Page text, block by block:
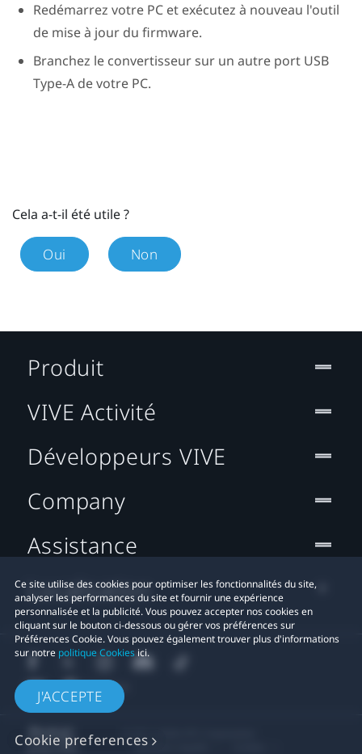
Redémarrez votre PC et exécutez à nouveau l'outil
de mise à jour du firmware.
Branchez le convertisseur sur un autre port USB
Type-A de votre PC.
Cela a-t-il été utile ?
Oui Non
Ce site utilise des cookies pour optimiser les fonctionnalités du site,
analyser les performances du site et fournir une expérience
personnalisée et la publicité. Vous pouvez accepter nos cookies en
cliquant sur le bouton ci-dessous ou gérer vos préférences sur
Préférences Cookie. Vous pouvez également trouver plus d'informations
sur notre politique Cookiesici.
J'ACCEPTE
Cookie preferences
Produit
VIVE Activité
Développeurs VIVE
Company
Assistance
Localisation
Mentions Légales